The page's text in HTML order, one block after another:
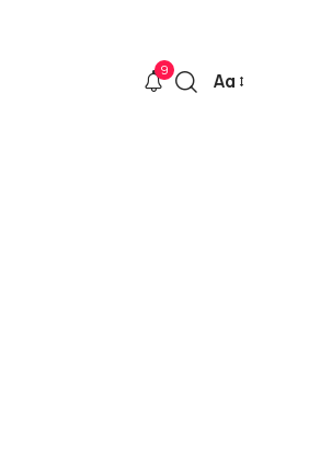
9
Font
Αα